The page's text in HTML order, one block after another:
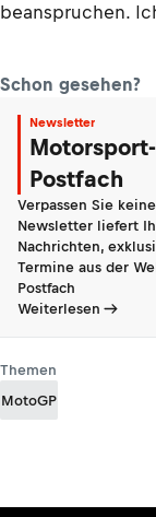
beanspruchen.
Schon gesehen?
Newsletter
Postfach
Verpassen Sie
Newsletter liefert
Nachrichten,
Termine aus der
Postfach
Weiterlesen
Themen
MotoGP